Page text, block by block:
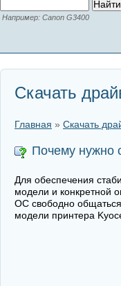
Например: Canon G3400
Скачать
Главная » Скачать
Почему нужно
Для обеспечения
модели и конкретной
ОС свободно общаться
модели принтера